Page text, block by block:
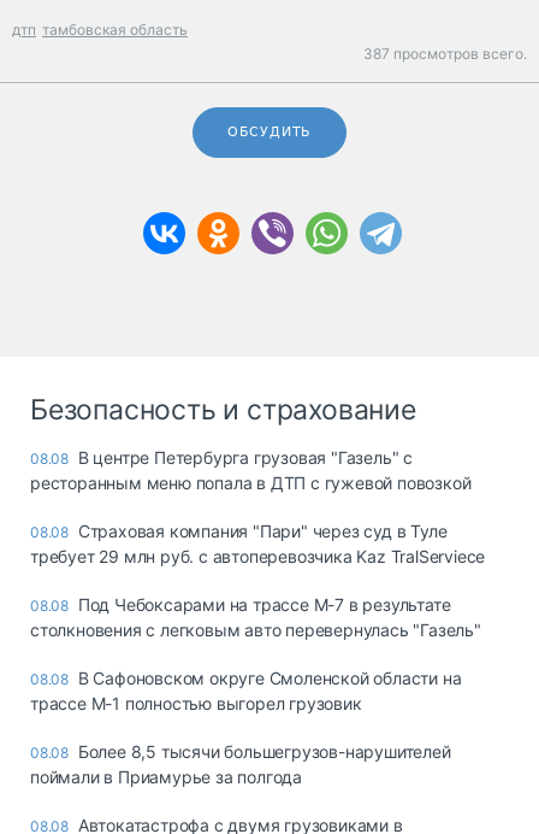
дтп тамбовская область
387 просмотров всего.
ОБСУДИТЬ
Безопасность и страхование
08.08 В центре Петербурга грузовая "Газель" с
ресторанным меню попала в ДТП с гужевой повозкой
08.08 Страховая компания "Пари" через суд в Туле
требует 29 млн руб. с автоперевозчика Kaz TralServiece
08.08 Под Чебоксарами на трассе М-7 в результате
столкновения с легковым авто перевернулась "Газель"
08.08 В Сафоновском округе Смоленской области на
трассе М-1 полностью выгорел грузовик
08.08 Более 8,5 тысячи большегрузов-нарушителей
поймали в Приамурье за полгода
08.08 Автокатастрофа с двумя грузовиками в